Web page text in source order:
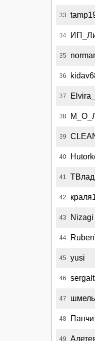
33
34
35
36
37
38
39
40
41
42
43 Nizagi
44
45 yusi
46
47 шмель_
48
49